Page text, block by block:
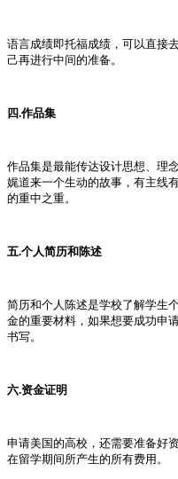
语言成绩即托福成绩，可以直接
己再进行中间的准备。
四.作品集
作品集是最能传达设计思想、理
娓道来一个生动的故事，有主线
的重中之重。
五.个人简历和陈述
简历和个人陈述是学校了解学生
金的重要材料，如果想要成功申
书写。
六.资金证明
申请美国的高校，还需要准备好
在留学期间所产生的所有费用。